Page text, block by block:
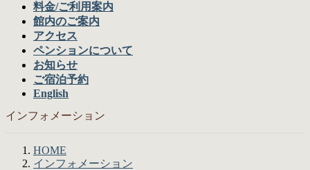
料金/ご利用案内
館内のご案内
アクセス
ペンションについて
お知らせ
ご宿泊予約
English
インフォメーション
HOME
インフォメーション